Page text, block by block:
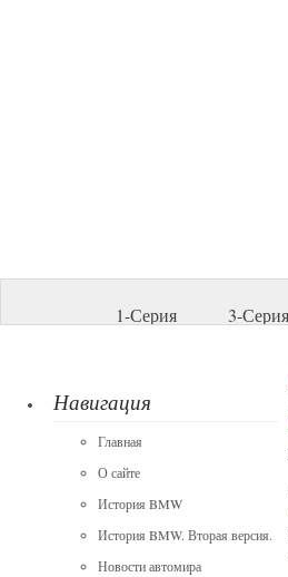
1-Серия 3-Серия
Навигация
Главная
О сайте
История BMW
История BMW. Вторая версия.
Новости автомира